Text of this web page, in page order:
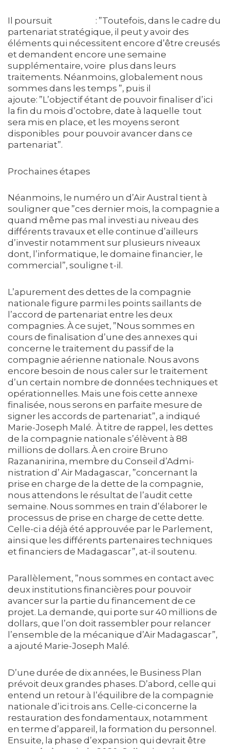
Il poursuit : ”Toutefois, dans le cadre du
partenariat stratégique, il peut y avoir des
éléments qui nécessitent encore d’être creusés
et demandent encore une semaine
supplémentaire, voire plus dans leurs
traitements. Néanmoins, globalement nous
sommes dans les temps ”, puis il
ajoute: ”L’objectif étant de pouvoir finaliser d’ici
la fin du mois d’octobre, date à laquelle tout
sera mis en place, et les moyens seront
disponibles pour pouvoir avancer dans ce
partenariat”.
Prochaines étapes
Néanmoins, le numéro un d’Air Austral tient à
souligner que ”ces dernier mois, la compagnie a
quand même pas mal investi au niveau des
différents travaux et elle continue d’ailleurs
d’investir notamment sur plusieurs niveaux
dont, l’informatique, le domaine financier, le
commercial”, souligne t-il.
L’apurement des dettes de la compagnie
nationale figure parmi les points saillants de
l’accord de partenariat entre les deux
compagnies. À ce sujet, ”Nous sommes en
cours de finalisation d’une des annexes qui
concerne le traitement du passif de la
compagnie aérienne nationale. Nous avons
encore besoin de nous caler sur le traitement
d’un certain nombre de données techniques et
opérationnelles. Mais une fois cette annexe
finalisée, nous serons en parfaite mesure de
signer les accords de partenariat”, a indiqué
Marie-Joseph Malé. À titre de rappel, les dettes
de la compagnie nationale s’élèvent à 88
millions de dollars. À en croire Bruno
Razananirina, membre du Conseil d’Admi­
nistration d’ Air Madagascar, ”concernant la
prise en charge de la dette de la compagnie,
nous attendons le résultat de l’audit cette
semaine. Nous sommes en train d’élaborer le
processus de prise en charge de cette dette.
Celle-ci a déjà été approuvée par le Parlement,
ainsi que les différents partenaires techniques
et financiers de Madagascar”, at-il soutenu.
Parallèlement, ”nous sommes en contact avec
deux institutions financières pour pouvoir
avancer sur la partie du financement de ce
projet. La demande, qui porte sur 40 millions de
dollars, que l’on doit rassembler pour relancer
l’ensemble de la mécanique d’Air Madagascar”,
a ajouté Marie-Joseph Malé.
D’une durée de dix années, le Business Plan
prévoit deux grandes phases. D’abord, celle qui
entend un retour à l’équilibre de la compagnie
nationale d’ici trois ans. Celle-ci concerne la
restauration des fondamentaux, notamment
en terme d’appareil, la formation du personnel.
Ensuite, la phase d’expansion qui devrait être